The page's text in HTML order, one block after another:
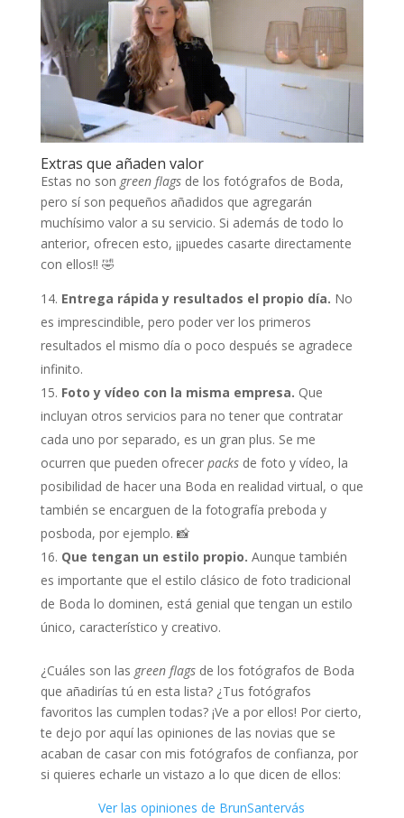
Extras que añaden valor
Estas no son green flags de los fotógrafos de Boda,
pero sí son pequeños añadidos que agregarán
muchísimo valor a su servicio. Si además de todo lo
anterior, ofrecen esto, ¡¡puedes casarte directamente
con ellos!! 🤣
Entrega rápida y resultados el propio día. No
es imprescindible, pero poder ver los primeros
resultados el mismo día o poco después se agradece
infinito.
Foto y vídeo con la misma empresa. Que
incluyan otros servicios para no tener que contratar
cada uno por separado, es un gran plus. Se me
ocurren que pueden ofrecer packs de foto y vídeo, la
posibilidad de hacer una Boda en realidad virtual, o que
también se encarguen de la fotografía preboda y
posboda, por ejemplo. 📸
Que tengan un estilo propio. Aunque también
es importante que el estilo clásico de foto tradicional
de Boda lo dominen, está genial que tengan un estilo
único, característico y creativo.
¿Cuáles son las green flags de los fotógrafos de Boda
que añadirías tú en esta lista? ¿Tus fotógrafos
favoritos las cumplen todas? ¡Ve a por ellos! Por cierto,
te dejo por aquí las opiniones de las novias que se
acaban de casar con mis fotógrafos de confianza, por
si quieres echarle un vistazo a lo que dicen de ellos:
Ver las opiniones de BrunSantervás